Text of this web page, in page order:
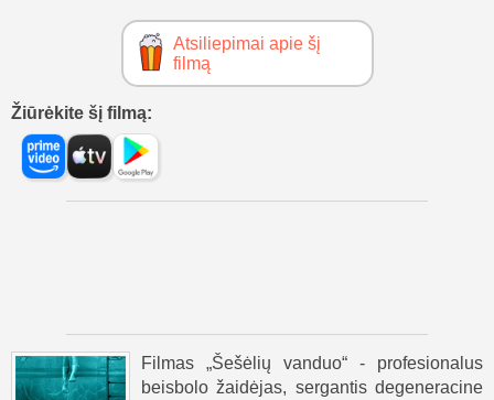
Atsiliepimai apie šį
filmą
Žiūrėkite šį filmą:
Filmas „Šešėlių vanduo“ - profesionalus
beisbolo žaidėjas, sergantis degeneracine